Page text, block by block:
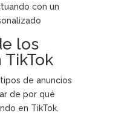
los
de anuncios
de por qué
en TikTok.